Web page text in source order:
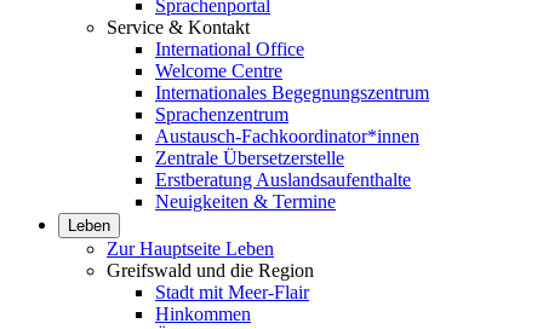
Sprachenportal
Service & Kontakt
International Office
Welcome Centre
Internationales Begegnungszentrum
Sprachenzentrum
Austausch-Fachkoordinator*innen
Zentrale Übersetzerstelle
Erstberatung Auslandsaufenthalte
Neuigkeiten & Termine
Leben
Zur Hauptseite Leben
Greifswald und die Region
Stadt mit Meer-Flair
Hinkommen